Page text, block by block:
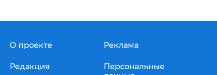
О проекте
Редакция
Реклама
Персональные